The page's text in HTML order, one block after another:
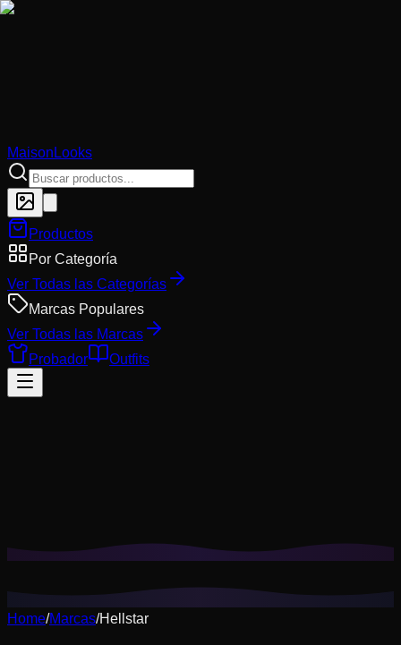
MaisonLooks
Productos
Por Categoría
Ver Todas las Categorías
Marcas Populares
Ver Todas las Marcas
Probador
Outfits
Home/Marcas/Hellstar